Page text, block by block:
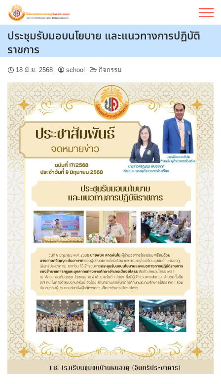
Skip
content
ประชุมรับมอบนโยบาย และแนวทางการปฏิบัติ
ราชการ
18 มิ.ย. 2568 school กิจกรรม